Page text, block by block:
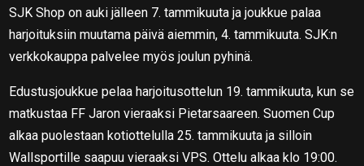
SJK Shop on auki jälleen 7. tammikuuta ja joukkue palaa
harjoituksiin muutama päivä aiemmin, 4. tammikuuta. SJK:n
verkkokauppa palvelee myös joulun pyhinä.
Edustusjoukkue pelaa harjoitusottelun 19. tammikuuta, kun se
matkustaa FF Jaron vieraaksi Pietarsaareen. Suomen Cup
alkaa puolestaan kotiottelulla 25. tammikuuta ja silloin
Wallsportille saapuu vieraaksi VPS. Ottelu alkaa klo 19:00.